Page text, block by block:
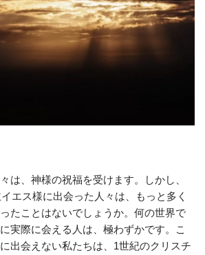
は、神様の祝福を受けます。しかし、
エス様に出会った人々は、もっと多く
たことはないでしょうか。何の世界で
実際に会える人は、極わずかです。こ
出会えない私たちは、1世紀のクリスチ